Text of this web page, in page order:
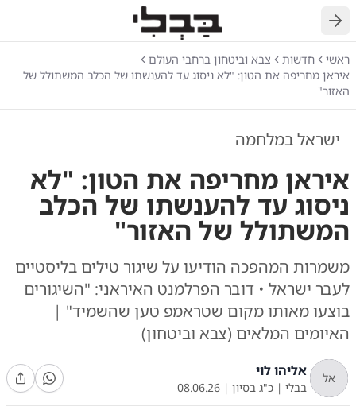
חזרה
ראשי חדשות
צבא וביטחון ברחבי העולם
איראן מחריפה את הטון: "לא ניסוג עד להענשתו של הכלב המשתולל של
האזור"
ישראל במלחמה
איראן מחריפה את הטון: "לא
ניסוג עד להענשתו של הכלב
המשתולל של האזור"
משמרות המהפכה הודיעו על שיגור טילים בליסטיים
לעבר ישראל • דובר הפרלמנט האיראני: "השיגורים
בוצעו מאותו מקום שטראמפ טען שהשמיד" |
האיומים המלאים (צבא וביטחון)
אל אליהו לוי
בבלי | כ"ג בסיון |
08.06.26